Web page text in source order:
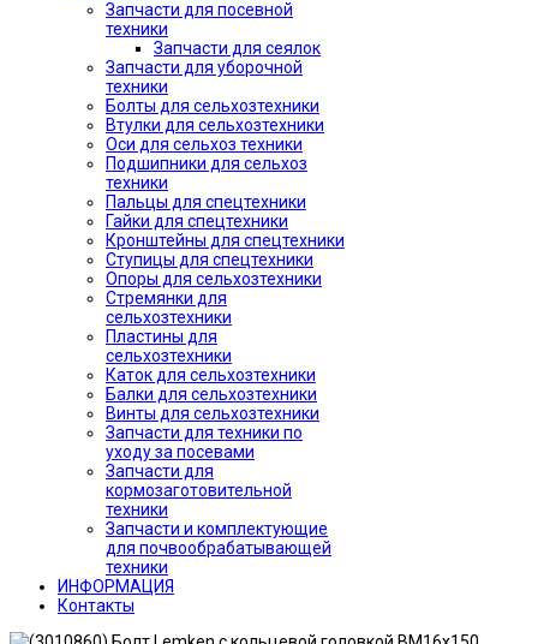
Запчасти для посевной
техники
Запчасти для сеялок
Запчасти для уборочной
техники
Болты для сельхозтехники
Втулки для сельхозтехники
Оси для сельхоз техники
Подшипники для сельхоз
техники
Пальцы для спецтехники
Гайки для спецтехники
Кронштейны для спецтехники
Ступицы для спецтехники
Опоры для сельхозтехники
Стремянки для
сельхозтехники
Пластины для
сельхозтехники
Каток для сельхозтехники
Балки для сельхозтехники
Винты для сельхозтехники
Запчасти для техники по
уходу за посевами
Запчасти для
кормозаготовительной
техники
Запчасти и комплектующие
для почвообрабатывающей
техники
ИНФОРМАЦИЯ
Контакты